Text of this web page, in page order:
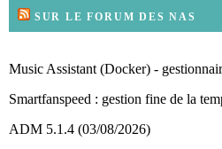
SUR LE FORUM DES NAS
Music Assistant (Docker) -
Smartfanspeed : gestion fine de la
ADM 5.1.4 (03/08/2026)